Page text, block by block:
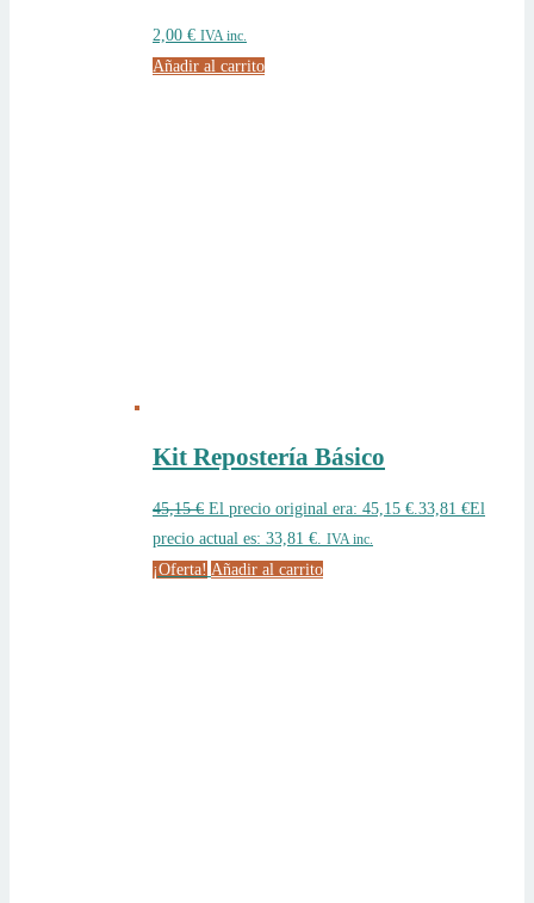
2,00 € IVA inc.
Añadir al carrito
Kit Repostería Básico
45,15€ El precio original era: 45,15 €. 33,81 €El
precio actual es: 33,81 €.
IVA inc.
¡Oferta! Añadir al carrito